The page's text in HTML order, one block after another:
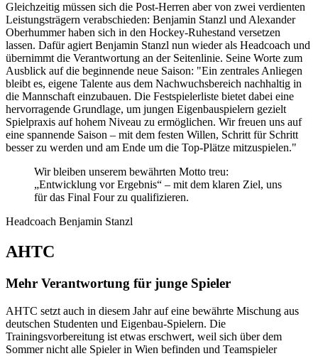
Gleichzeitig müssen sich die Post-Herren aber von zwei verdienten
Leistungsträgern verabschieden: Benjamin Stanzl und Alexander
Oberhummer haben sich in den Hockey-Ruhestand versetzen
lassen. Dafür agiert Benjamin Stanzl nun wieder als Headcoach und
übernimmt die Verantwortung an der Seitenlinie. Seine Worte zum
Ausblick auf die beginnende neue Saison: "Ein zentrales Anliegen
bleibt es, eigene Talente aus dem Nachwuchsbereich nachhaltig in
die Mannschaft einzubauen. Die Festspielerliste bietet dabei eine
hervorragende Grundlage, um jungen Eigenbauspielern gezielt
Spielpraxis auf hohem Niveau zu ermöglichen. Wir freuen uns auf
eine spannende Saison – mit dem festen Willen, Schritt für Schritt
besser zu werden und am Ende um die Top-Plätze mitzuspielen."
Wir bleiben unserem bewährten Motto treu:
„Entwicklung vor Ergebnis“ – mit dem klaren Ziel, uns
für das Final Four zu qualifizieren.
Headcoach Benjamin Stanzl
AHTC
Mehr Verantwortung für junge Spieler
AHTC setzt auch in diesem Jahr auf eine bewährte Mischung aus
deutschen Studenten und Eigenbau-Spielern. Die
Trainingsvorbereitung ist etwas erschwert, weil sich über dem
Sommer nicht alle Spieler in Wien befinden und Teamspieler